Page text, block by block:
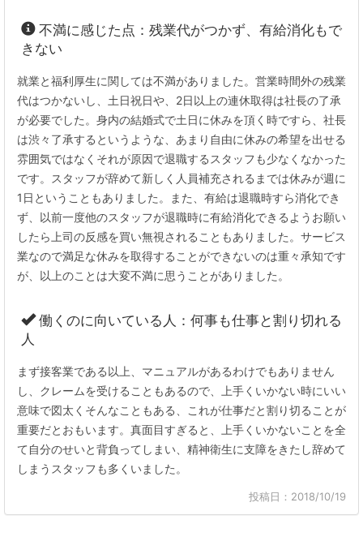
不満に感じた点：残業代がつかず、有給消化もで
きない
就業と福利厚生に関しては不満がありました。営業時間外の残業
代はつかないし、土日祝日や、2日以上の連休取得は社長の了承
が必要でした。身内の結婚式で土日に休みを頂く時ですら、社長
は渋々了承するというような、あまり自由に休みの希望を出せる
雰囲気ではなくそれが原因で退職するスタッフも少なくなかった
です。スタッフが辞めて新しく人員補充されるまでは休みが週に
1日ということもありました。また、有給は退職時すら消化でき
ず、以前一度他のスタッフが退職時に有給消化できるようお願い
したら上司の反感を買い無視されることもありました。サービス
業なので満足な休みを取得することができないのは重々承知です
が、以上のことは大変不満に思うことがありました。
働くのに向いている人：何事も仕事と割り切れる
人
まず接客業である以上、マニュアルがあるわけでもありません
し、クレームを受けることもあるので、上手くいかない時にいい
意味で図太くそんなこともある、これが仕事だと割り切ることが
重要だとおもいます。真面目すぎると、上手くいかないことを全
て自分のせいと背負ってしまい、精神衛生に支障をきたし辞めて
しまうスタッフも多くいました。
投稿日：2018/10/19